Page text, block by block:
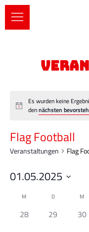
Es wurden keine
dennächsten
Flag Football
Veranstaltungen Flag
01.05.2025
Kalender
von
M D M
0
28
0
29
0
30